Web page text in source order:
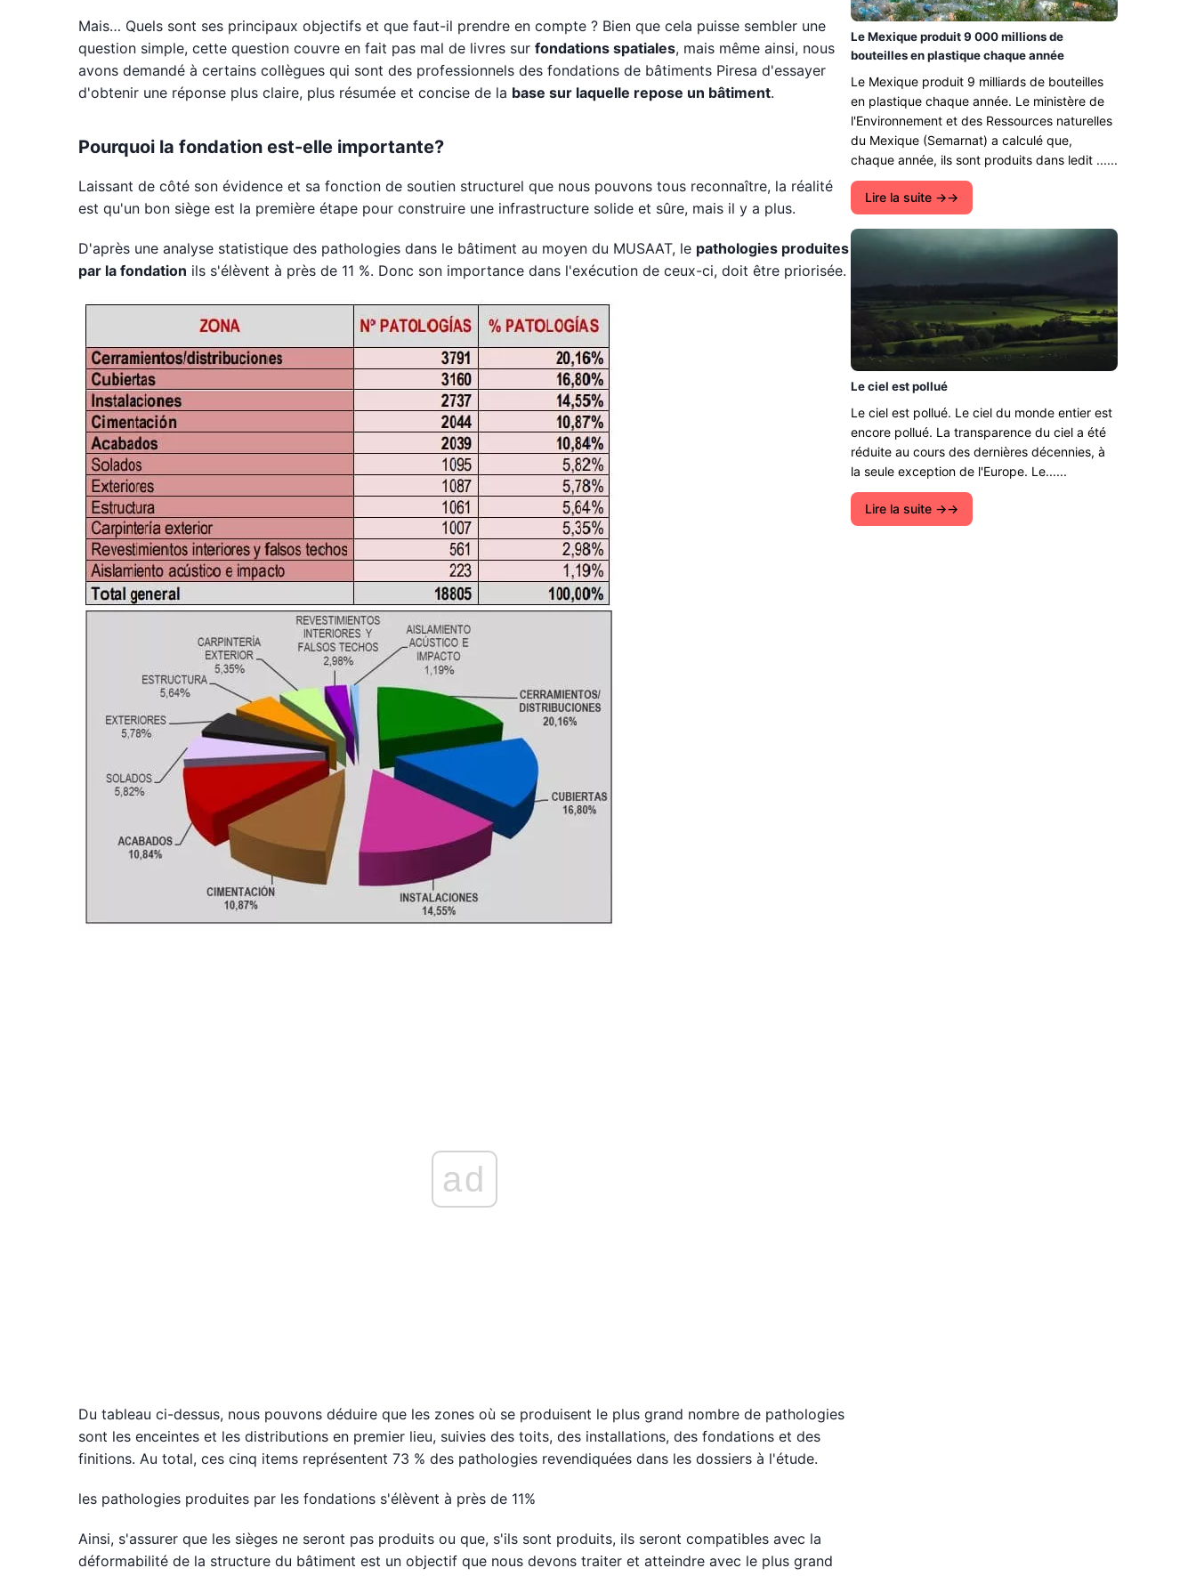
Mais… Quels sont ses principaux objectifs et que faut-il prendre en compte ? Bien que cela puisse sembler une
question simple, cette question couvre en fait pas mal de livres sur fondations spatiales, mais même ainsi, nous
avons demandé à certains collègues qui sont des professionnels des fondations de bâtiments Piresa d'essayer
d'obtenir une réponse plus claire, plus résumée et concise de la base sur laquelle repose un bâtiment.
Pourquoi la fondation est-elle importante?
Laissant de côté son évidence et sa fonction de soutien structurel que nous pouvons tous reconnaître, la réalité
est qu'un bon siège est la première étape pour construire une infrastructure solide et sûre, mais il y a plus.
D'après une analyse statistique des pathologies dans le bâtiment au moyen du MUSAAT, le pathologies produites
par la fondation ils s'élèvent à près de 11 %. Donc son importance dans l'exécution de ceux-ci, doit être priorisée.
ad
Du tableau ci-dessus, nous pouvons déduire que les zones où se produisent le plus grand nombre de pathologies
sont les enceintes et les distributions en premier lieu, suivies des toits, des installations, des fondations et des
finitions. Au total, ces cinq items représentent 73 % des pathologies revendiquées dans les dossiers à l'étude.
les pathologies produites par les fondations s'élèvent à près de 11%
Ainsi, s'assurer que les sièges ne seront pas produits ou que, s'ils sont produits, ils seront compatibles avec la
déformabilité de la structure du bâtiment est un objectif que nous devons traiter et atteindre avec le plus grand
Le Mexique produit 9 000 millions de
bouteilles en plastique chaque année
Le Mexique produit 9 milliards de bouteilles
en plastique chaque année. Le ministère de
l'Environnement et des Ressources naturelles
du Mexique (Semarnat) a calculé que,
chaque année, ils sont produits dans ledit ......
Lire la suite →
Le ciel est pollué
Le ciel est pollué. Le ciel du monde entier est
encore pollué. La transparence du ciel a été
réduite au cours des dernières décennies, à
la seule exception de l'Europe. Le......
Lire la suite →